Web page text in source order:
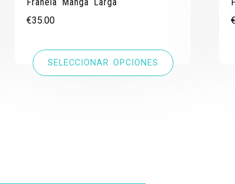
€35.00
SELECCIONAR OPCIONES